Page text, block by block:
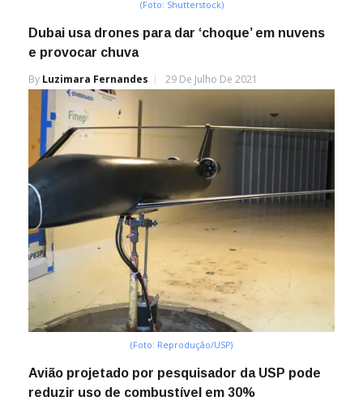
(Foto: Shutterstock)
Dubai usa drones para dar ‘choque’ em nuvens
e provocar chuva
By Luzimara Fernandes 29 De Julho De 2021
(Foto: Reprodução/USP)
Avião projetado por pesquisador da USP pode
reduzir uso de combustível em 30%